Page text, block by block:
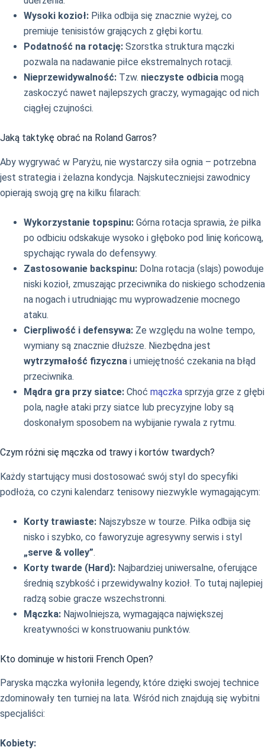
Wysoki kozioł: Piłka odbija się znacznie wyżej, co
premiuje tenisistów grających z głębi kortu.
Podatność na rotację: Szorstka struktura mączki
pozwala na nadawanie piłce ekstremalnych rotacji.
Nieprzewidywalność: Tzw. nieczyste odbicia mogą
zaskoczyć nawet najlepszych graczy, wymagając od nich
ciągłej czujności.
Jaką taktykę obrać na Roland Garros?
Aby wygrywać w Paryżu, nie wystarczy siła ognia – potrzebna
jest strategia i żelazna kondycja. Najskuteczniejsi zawodnicy
opierają swoją grę na kilku filarach:
Wykorzystanie topspinu: Górna rotacja sprawia, że piłka
po odbiciu odskakuje wysoko i głęboko pod linię końcową,
spychając rywala do defensywy.
Zastosowanie backspinu: Dolna rotacja (slajs) powoduje
niski kozioł, zmuszając przeciwnika do niskiego schodzenia
na nogach i utrudniając mu wyprowadzenie mocnego
ataku.
Cierpliwość i defensywa: Ze względu na wolne tempo,
wymiany są znacznie dłuższe. Niezbędna jest
wytrzymałość fizyczna i umiejętność czekania na błąd
przeciwnika.
Mądra gra przy siatce: Choć mączka sprzyja grze z głębi
pola, nagłe ataki przy siatce lub precyzyjne loby są
doskonałym sposobem na wybijanie rywala z rytmu.
Czym różni się mączka od trawy i kortów twardych?
Każdy startujący musi dostosować swój styl do specyfiki
podłoża, co czyni kalendarz tenisowy niezwykle wymagającym:
Korty trawiaste: Najszybsze w tourze. Piłka odbija się
nisko i szybko, co faworyzuje agresywny serwis i styl
„serve & volley”.
Korty twarde (Hard): Najbardziej uniwersalne, oferujące
średnią szybkość i przewidywalny kozioł. To tutaj najlepiej
radzą sobie gracze wszechstronni.
Mączka: Najwolniejsza, wymagająca największej
kreatywności w konstruowaniu punktów.
Kto dominuje w historii French Open?
Paryska mączka wyłoniła legendy, które dzięki swojej technice
zdominowały ten turniej na lata. Wśród nich znajdują się wybitni
specjaliści:
Kobiety: